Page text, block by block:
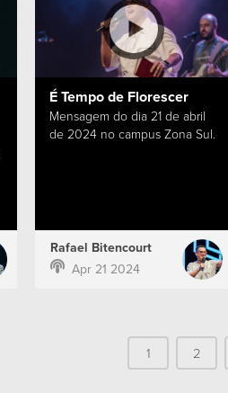
É Tempo de Florescer
Mensagem do dia 21 de abril
de 2024 no campus Zona Sul.
Rafael Bitencourt
Apr 21 2024
1 2